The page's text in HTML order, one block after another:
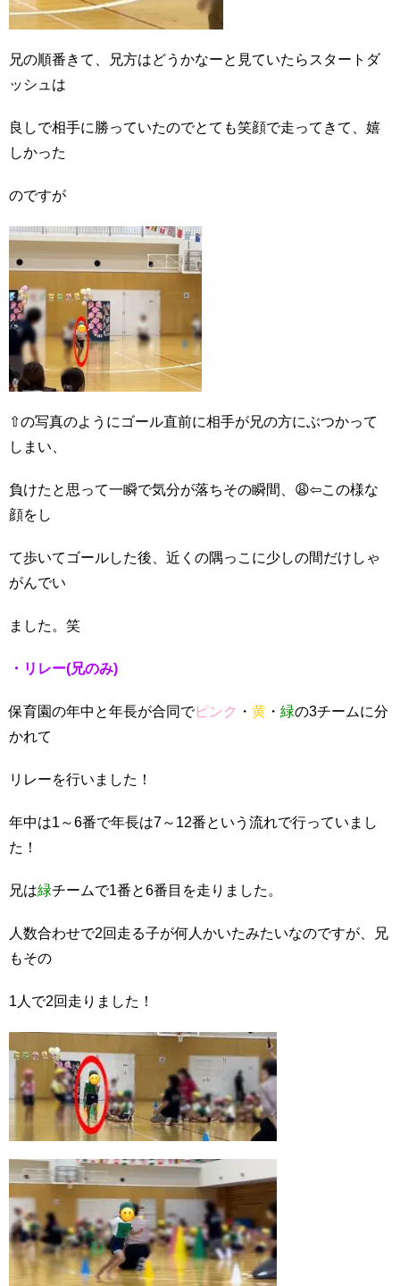
兄の順番きて、兄方はどうかなーと見ていたらスタートダ
ッシュは
良しで相手に勝っていたのでとても笑顔で走ってきて、嬉
しかった
のですが
⇧の写真のようにゴール直前に相手が兄の方にぶつかって
しまい、
負けたと思って一瞬で気分が落ちその瞬間、😩⇦この様な
顔をし
て歩いてゴールした後、近くの隅っこに少しの間だけしゃ
がんでい
ました。笑
・リレー(兄のみ)
保育園の年中と年長が合同でピンク ・ 黄 ・ 緑の3チームに分
かれて
リレーを行いました！
年中は1～6番で年長は7～12番という流れで行っていまし
た！
兄は緑チームで1番と6番目を走りました。
人数合わせで2回走る子が何人かいたみたいなのですが、兄
もその
1人で2回走りました！